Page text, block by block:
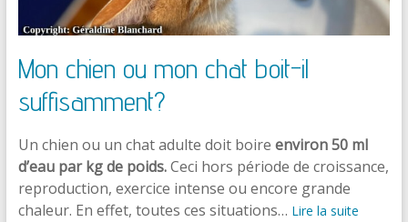
Mon chien ou mon chat boit-il
suffisamment?
Un chien ou un chat adulte doit boire environ 50 ml
d’eau par kg de poids.Ceci hors période de croissance,
reproduction, exercice intense ou encore grande
chaleur. En effet, toutes ces situations… Lire la suite